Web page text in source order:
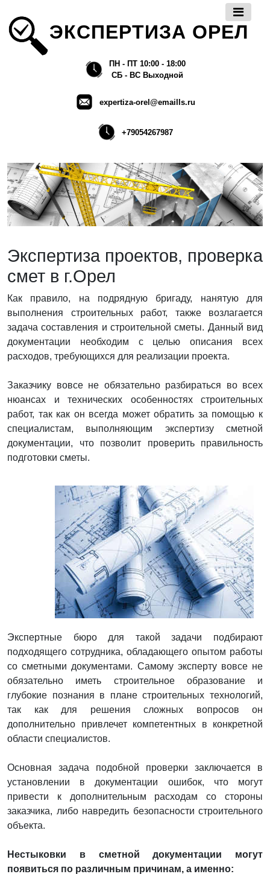
ЭКСПЕРТИЗА ОРЕЛ
ПН - ПТ 10:00 - 18:00
СБ - ВС Выходной
expertiza-orel@emaills.ru
+79054267987
Экспертиза проектов, проверка
смет в г.Орел
Как правило, на подрядную бригаду, нанятую для
выполнения строительных работ, также возлагается
задача составления и строительной сметы. Данный вид
документации необходим с целью описания всех
расходов, требующихся для реализации проекта.
Заказчику вовсе не обязательно разбираться во всех
нюансах и технических особенностях строительных
работ, так как он всегда может обратить за помощью к
специалистам, выполняющим экспертизу сметной
документации, что позволит проверить правильность
подготовки сметы.
Экспертные бюро для такой задачи подбирают
подходящего сотрудника, обладающего опытом работы
со сметными документами. Самому эксперту вовсе не
обязательно иметь строительное образование и
глубокие познания в плане строительных технологий,
так как для решения сложных вопросов он
дополнительно привлечет компетентных в конкретной
области специалистов.
Основная задача подобной проверки заключается в
установлении в документации ошибок, что могут
привести к дополнительным расходам со стороны
заказчика, либо навредить безопасности строительного
объекта.
Нестыковки в сметной документации могут
появиться по различным причинам, а именно: